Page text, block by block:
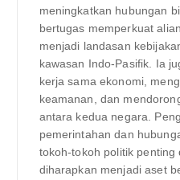
meningkatkan hubungan
bertugas memperkuat
menjadi landasan
kawasan Indo-Pasifik. Ia
kerja sama ekonomi,
keamanan, dan
antara kedua negara.
pemerintahan dan
tokoh-tokoh politik penting
diharapkan menjadi aset